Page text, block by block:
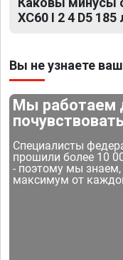
XC60 I 2 4 D5 185
Вы не узнаете
Мы работаем
Специалисты
прошили более 10
- поэтому мы
максимум от